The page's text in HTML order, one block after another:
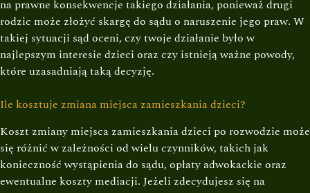
na prawne konsekwencje takiego działania, ponieważ drugi
rodzic może złożyć skargę do sądu o naruszenie jego praw. W
takiej sytuacji sąd oceni, czy twoje działanie było w
najlepszym interesie dzieci oraz czy istnieją ważne powody,
które uzasadniają taką decyzję.
Ile kosztuje zmiana miejsca zamieszkania dzieci?
Koszt zmiany miejsca zamieszkania dzieci po rozwodzie może
się różnić w zależności od wielu czynników, takich jak
konieczność wystąpienia do sądu, opłaty adwokackie oraz
ewentualne koszty mediacji. Jeżeli zdecydujesz się na